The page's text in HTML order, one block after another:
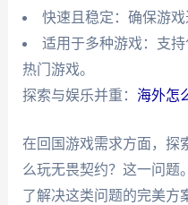
快速且稳定：确保游戏
适用于多种游戏：支
热门游戏。
探索与娱乐并重： 海外怎
在回国游戏需求方面，探
么玩无畏契约？这一问题
了解决这类问题的完美方